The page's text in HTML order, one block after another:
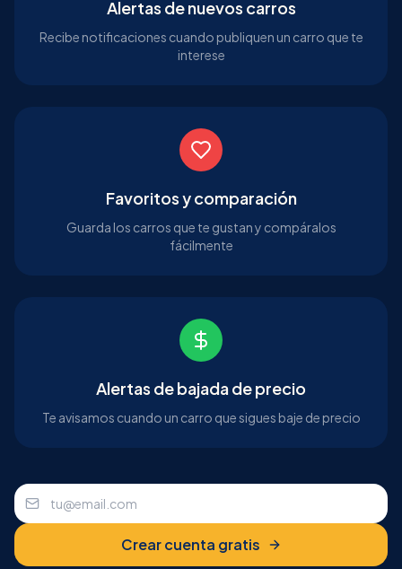
Alertas de nuevos carros
Recibe notificaciones cuando publiquen un carro que te
interese
Favoritos y comparación
Guarda los carros que te gustan y compáralos
fácilmente
Alertas de bajada de precio
Te avisamos cuando un carro que sigues baje de precio
Crear cuenta gratis